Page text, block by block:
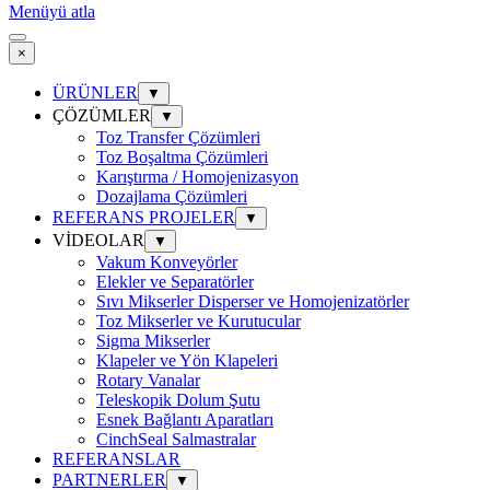
Menüyü atla
×
ÜRÜNLER ▼
ÇÖZÜMLER ▼
Toz Transfer Çözümleri
Toz Boşaltma Çözümleri
Karıştırma / Homojenizasyon
Dozajlama Çözümleri
REFERANS PROJELER
▼
VİDEOLAR ▼
Vakum Konveyörler
Elekler ve Separatörler
Sıvı Mikserler Disperser ve Homojenizatörler
Toz Mikserler ve Kurutucular
Sigma Mikserler
Klapeler ve Yön Klapeleri
Rotary Vanalar
Teleskopik Dolum Şutu
Esnek Bağlantı Aparatları
CinchSeal Salmastralar
REFERANSLAR
PARTNERLER
▼